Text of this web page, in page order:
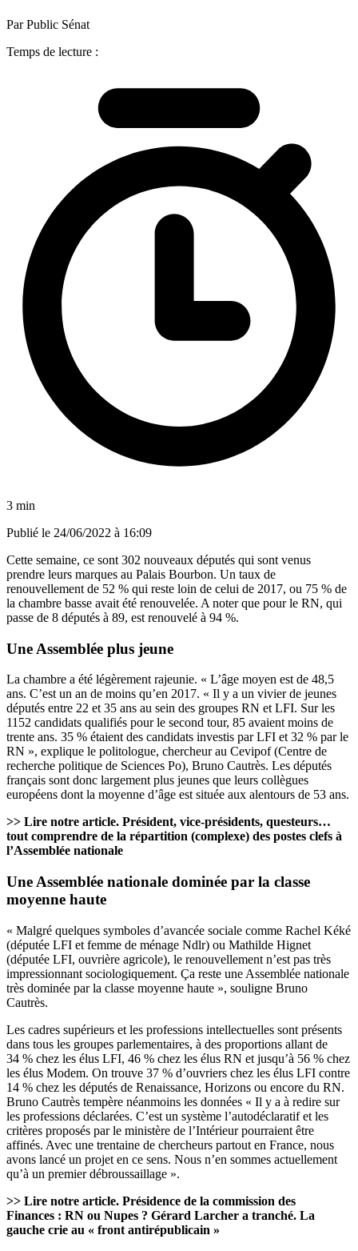
Par Public Sénat
Temps de lecture :
3 min
Publié le 24/06/2022 à 16:09
Cette semaine, ce sont 302 nouveaux députés qui sont venus
prendre leurs marques au Palais Bourbon. Un taux de
renouvellement de 52 % qui reste loin de celui de 2017, ou 75 % de
la chambre basse avait été renouvelée. A noter que pour le RN, qui
passe de 8 députés à 89, est renouvelé à 94 %.
Une Assemblée plus jeune
La chambre a été légèrement rajeunie. « L’âge moyen est de 48,5
ans. C’est un an de moins qu’en 2017. « Il y a un vivier de jeunes
députés entre 22 et 35 ans au sein des groupes RN et LFI. Sur les
1152 candidats qualifiés pour le second tour, 85 avaient moins de
trente ans. 35 % étaient des candidats investis par LFI et 32 % par le
RN », explique le politologue, chercheur au Cevipof (Centre de
recherche politique de Sciences Po), Bruno Cautrès. Les députés
français sont donc largement plus jeunes que leurs collègues
européens dont la moyenne d’âge est située aux alentours de 53 ans.
>> Lire notre article. Président, vice-présidents, questeurs…
tout comprendre de la répartition (complexe) des postes clefs à
l’Assemblée nationale
Une Assemblée nationale dominée par la classe
moyenne haute
« Malgré quelques symboles d’avancée sociale comme Rachel Kéké
(députée LFI et femme de ménage Ndlr) ou Mathilde Hignet
(députée LFI, ouvrière agricole), le renouvellement n’est pas très
impressionnant sociologiquement. Ça reste une Assemblée nationale
très dominée par la classe moyenne haute », souligne Bruno
Cautrès.
Les cadres supérieurs et les professions intellectuelles sont présents
dans tous les groupes parlementaires, à des proportions allant de
34 % chez les élus LFI, 46 % chez les élus RN et jusqu’à 56 % chez
les élus Modem. On trouve 37 % d’ouvriers chez les élus LFI contre
14 % chez les députés de Renaissance, Horizons ou encore du RN.
Bruno Cautrès tempère néanmoins les données « Il y a à redire sur
les professions déclarées. C’est un système l’autodéclaratif et les
critères proposés par le ministère de l’Intérieur pourraient être
affinés. Avec une trentaine de chercheurs partout en France, nous
avons lancé un projet en ce sens. Nous n’en sommes actuellement
qu’à un premier débroussaillage ».
>> Lire notre article. Présidence de la commission des
Finances : RN ou Nupes ? Gérard Larcher a tranché. La
gauche crie au « front antirépublicain »